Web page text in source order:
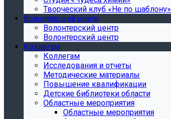
Творческий клуб «Не по шаблону»
Волонтерский центр
Волонтерский центр
Волонтерский центр
Коллегам
Коллегам
Исследования и отчеты
Методические материалы
Повышение квалификации
Детские библиотеки области
Областные мероприятия
Областные мероприятия